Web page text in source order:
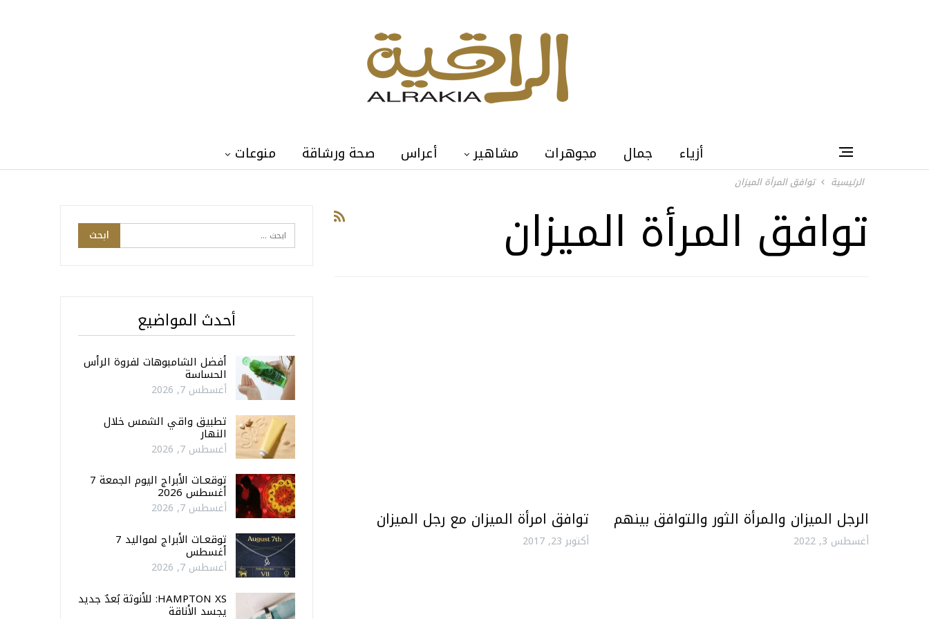
أزياء جمال مجوهرات مشاهير أعراس صحة ورشاقة منوعات
الرئيسية توافق المرأة الميزان
توافق المرأة الميزان
الرجل الميزان والمرأة الثور والتوافق بينهم
أغسطس 3, 2022
توافق امرأة الميزان مع رجل الميزان
أكتوبر 23, 2017
أحدث المواضيع
أفضل الشامبوهات لفروة الرأس
الحساسة
أغسطس 7, 2026
تطبيق واقي الشمس خلال
النهار
أغسطس 7, 2026
توقعـات الأبراج اليوم الجمعة 7
أغسطس 2026
أغسطس 7, 2026
توقعـات الأبراج لمواليد 7
أغسطس
أغسطس 7, 2026
HAMPTON XS: للأنوثة بُعدٌ جديد
يجسد الأناقة